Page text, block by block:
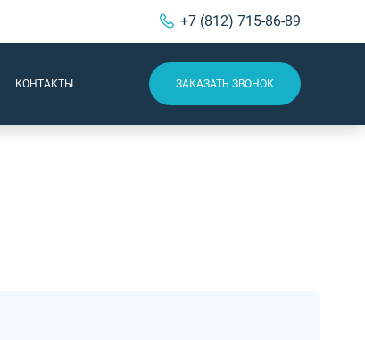
+7 (812) 715-86-89
КОНТАКТЫ ЗАКАЗАТЬ ЗВОНОК